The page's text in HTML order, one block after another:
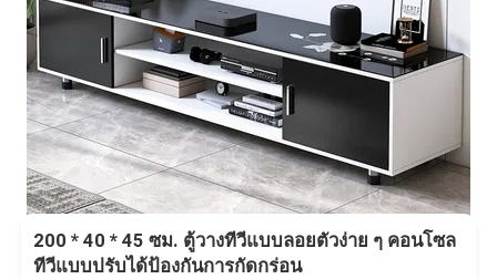
200 * 40 * 45 ซม. ตู้วางทีวีแบบลอยตัวง่าย ๆ คอนโซล
ทีวีแบบปรับได้ป้องกันการกัดกร่อน